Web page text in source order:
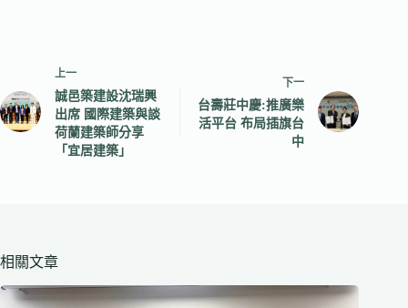
上一
誠邑築建設沈瑞興
出席 國際建築與談
荷蘭建築師分享
「宜居建築」
下一
台壽莊中慶:推廣樂
活平台 布局插旗台
中
相關文章